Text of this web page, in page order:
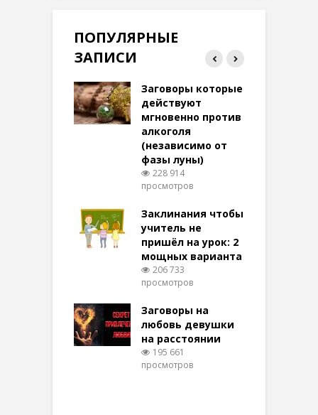
ПОПУЛЯРНЫЕ
ЗАПИСИ
Заговоры которые
действуют
мгновенно против
алкоголя
(независимо от
фазы луны)
228 914
просмотров
Заклинания чтобы
учитель не
пришёл на урок: 2
мощных варианта
206 733
просмотров
Заговоры на
любовь девушки
на расстоянии
195 661
просмотров